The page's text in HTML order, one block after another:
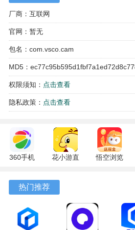
的“+”号，导入需要编辑的图片。
厂商：互联网
官网：暂无
包名：com.vsco.cam
MD5：
权限须知： 点击查看
隐私政策： 点击查看
360手机
10.13.27
最新版
花小游直
17.9.56
悟空浏览
热门推荐